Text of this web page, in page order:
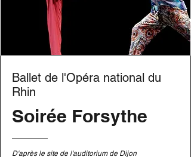
Ballet de l'Opéra national du
Rhin
Soirée Forsythe
D'après le site de l'auditorium de Dijon